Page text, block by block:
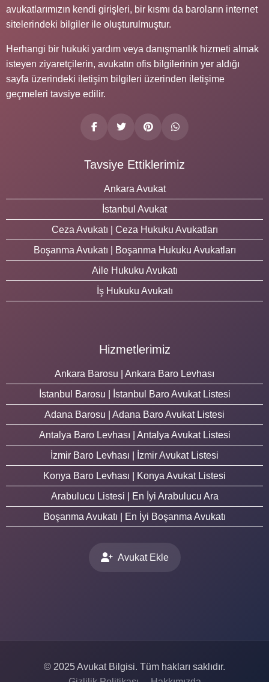
avukatlarımızın kendi girişleri, bir kısmı da baroların internet
sitelerindeki bilgiler ile oluşturulmuştur.
Herhangi bir hukuki yardım veya danışmanlık hizmeti almak
isteyen ziyaretçilerin, avukatın ofis bilgilerinin yer aldığı
sayfa üzerindeki iletişim bilgileri üzerinden iletişime
geçmeleri tavsiye edilir.
Tavsiye Ettiklerimiz
Ankara Avukat
İstanbul Avukat
Ceza Avukatı | Ceza Hukuku Avukatları
Boşanma Avukatı | Boşanma Hukuku Avukatları
Aile Hukuku Avukatı
İş Hukuku Avukatı
Hizmetlerimiz
Ankara Barosu | Ankara Baro Levhası
İstanbul Barosu | İstanbul Baro Avukat Listesi
Adana Barosu | Adana Baro Avukat Listesi
Antalya Baro Levhası | Antalya Avukat Listesi
İzmir Baro Levhası | İzmir Avukat Listesi
Konya Baro Levhası | Konya Avukat Listesi
Arabulucu Listesi | En İyi Arabulucu Ara
Boşanma Avukatı | En İyi Boşanma Avukatı
Avukat Ekle
© 2025 Avukat Bilgisi. Tüm hakları saklıdır.